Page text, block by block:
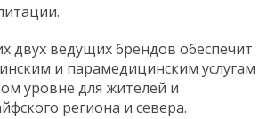
двух ведущих брендов обеспечит
и парамедицинским услугам
уровне для жителей и
региона и севера.